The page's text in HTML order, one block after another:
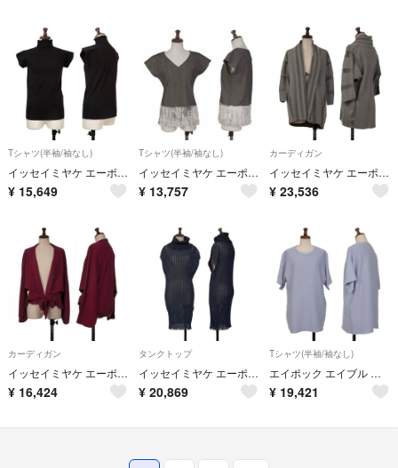
Tシャツ(半袖/袖なし)
イッセイミヤケ エーポック インサイドISSEY MIYAKE A-POC INSIDE 裁ち切りデザインストレッチハイネックトップス 黒2
¥ 15,649
Tシャツ(半袖/袖なし)
イッセイミヤケ エーポックISSEY MIYAKE A-POC ロウケツ染めメッシュ切替カットソー ライトグレー白2
¥ 13,757
カーディガン
イッセイミヤケ エーポックISSEY MIYAKE A-POC メッシュ切替ボタンレスカーディガン グレーM位
¥ 23,536
カーディガン
イッセイミヤケ エーポックISSEY MIYAKE A-POC ドルマンスリーブボタンレスカーディガン ワインM位
¥ 16,424
タンクトップ
イッセイミヤケ エーポックISSEY MIYAKE A-POC メッシュ切替フリンジデザインタートルネックニット 紺M位
¥ 20,869
Tシャツ(半袖/袖なし)
エイポック エイブル イッセイ ミヤケA-POC ABLE ISSEY MIYAKE カッティング織りオーバーサイズTシャツ 薄紫1
¥ 19,421